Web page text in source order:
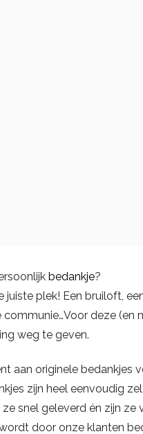
bedankje?
juiste plek! Een bruiloft,
communie…Voor deze
weg te geven.
aan originele bedankjes
zijn heel eenvoudig
snel geleverd én zijn ze
door onze klanten